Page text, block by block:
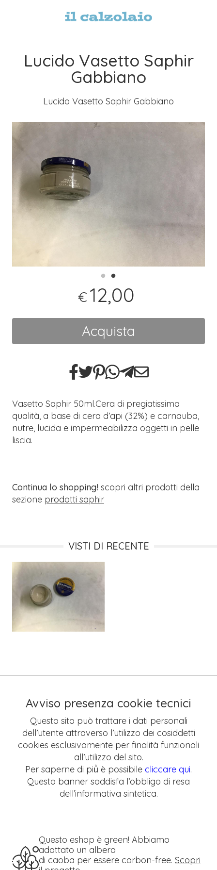
Lucido Vasetto Saphir
Gabbiano
Lucido Vasetto Saphir Gabbiano
€ 12,00
Acquista
Vasetto Saphir 50ml.Cera di pregiatissima
qualità, a base di cera d’api (32%) e carnauba,
nutre, lucida e impermeabilizza oggetti in pelle
liscia.
Continua lo shopping! scopri altri prodotti della
sezione prodotti saphir
VISTI DI RECENTE
Avviso presenza cookie tecnici
Questo sito può trattare i dati personali
dell’utente attraverso l’utilizzo dei cosiddetti
cookies esclusivamente per finalità funzionali
all’utilizzo del sito.
Per saperne di più̀ è possibile cliccare qui.
Questo banner soddisfa l’obbligo di resa
dell’informativa sintetica.
Questo eshop è green! Abbiamo
adottato un albero
di caoba per essere carbon-free. Scopri